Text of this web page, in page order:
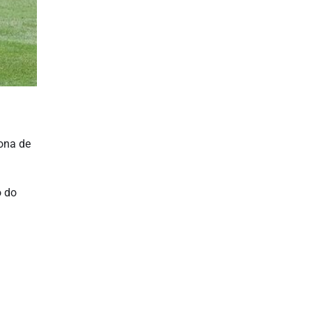
de
do